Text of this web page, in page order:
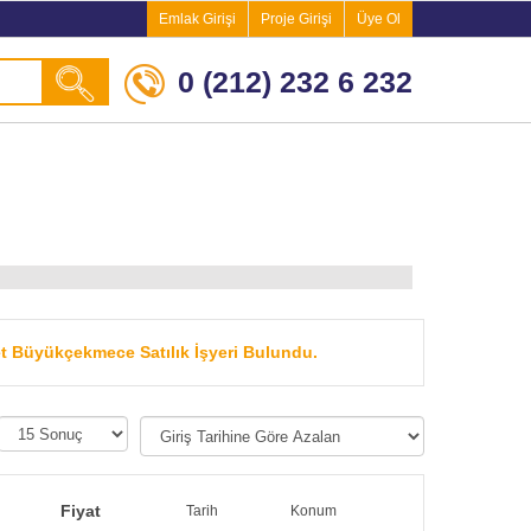
Emlak Girişi Proje Girişi Üye Ol
0 (212) 232 6 232
Satılık İşyeri Bulundu.
Fiyat Tarih Konum